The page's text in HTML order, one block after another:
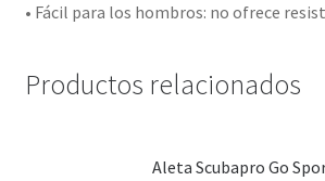
• Fácil para los hombros: no ofrece
Productos relacionados
Aleta Scubapro Go